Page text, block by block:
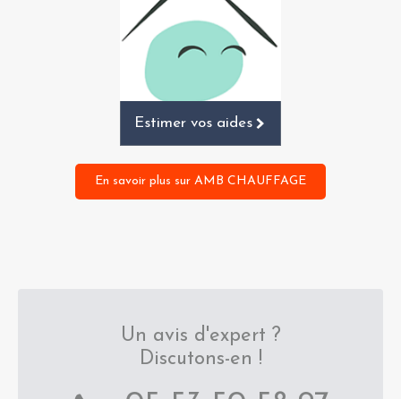
Estimer vos aides
En savoir plus sur AMB CHAUFFAGE
Un avis d'expert ?
Discutons-en !